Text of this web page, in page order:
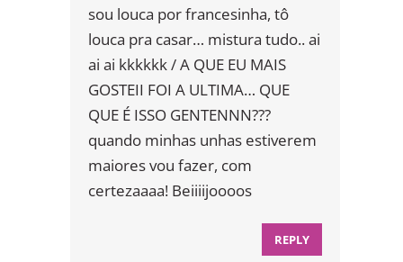
sou louca por francesinha, tô
louca pra casar… mistura tudo.. ai
ai ai kkkkkk / A QUE EU MAIS
GOSTEII FOI A ULTIMA… QUE
QUE É ISSO GENTENNN???
quando minhas unhas estiverem
maiores vou fazer, com
certezaaaa! Beiiiijoooos
REPLY